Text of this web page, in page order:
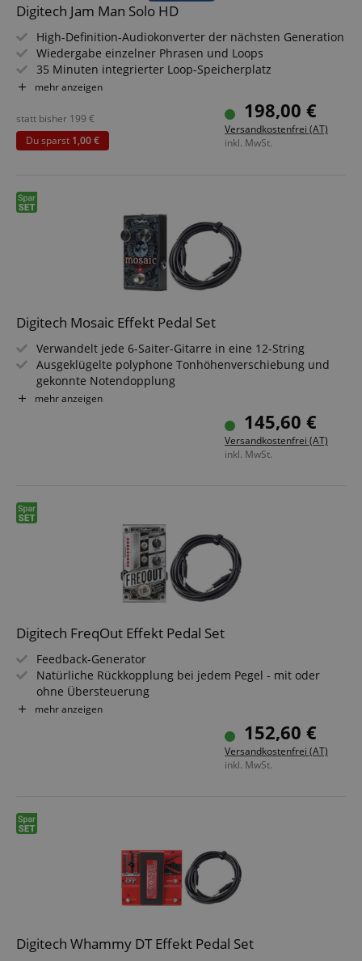
Digitech Jam Man Solo HD
High-Definition-Audiokonverter der nächsten Generation
Wiedergabe einzelner Phrasen und Loops
35 Minuten integrierter Loop-Speicherplatz
Stereo 44,1 kHz 16-Bit.wav-Dateiformat
Inklusive Netzteil
mehr anzeigen
198,00 €
Versandkostenfrei (AT)
inkl. MwSt.
statt bisher 199 €
Du sparst 1,00 €
Digitech Mosaic Effekt Pedal Set
Verwandelt jede 6-Saiter-Gitarre in eine 12-String
Ausgeklügelte polyphone Tonhöhenverschiebung und
gekonnte Notendopplung
Einstellbare Klangfarbe
Frequnzgang: 20 Hz - 11 kHz (Effekt aktiviert)
mehr anzeigen
145,60 €
Versandkostenfrei (AT)
inkl. MwSt.
Digitech FreqOut Effekt Pedal Set
Feedback-Generator
Natürliche Rückkopplung bei jedem Pegel - mit oder
ohne Übersteuerung
ONSET- (Verzögerung) und BALANCE-Regler (Effektpegel)
7 obertonbasierte Rückkopplungstypen
DRY-Schalter (Unterdrückung des Original-Signals)
MOMENTARY-Schalter für rastendes/nicht rastendes
mehr anzeigen
152,60 €
Versandkostenfrei (AT)
inkl. MwSt.
Digitech Whammy DT Effekt Pedal Set